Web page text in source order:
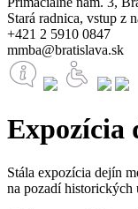
Stará radnica, vstup z
+421 2 5910 0847
mmba@bratislava.sk
Expozícia
Stála expozícia dejín
na pozadí historických